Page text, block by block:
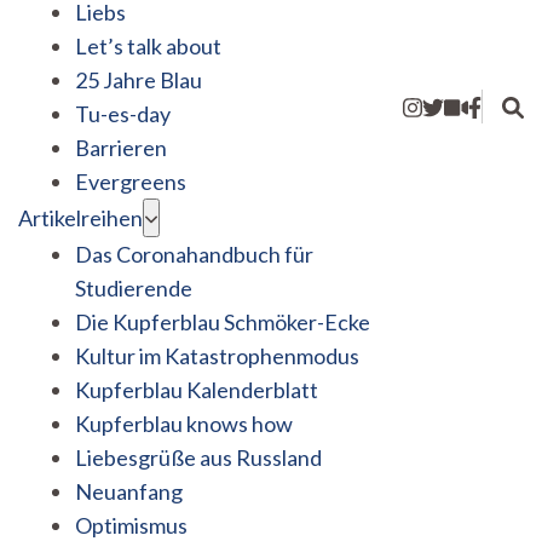
Liebs
Let’s talk about
25 Jahre Blau
Tu-es-day
Barrieren
Evergreens
Artikelreihen
Das Coronahandbuch für
Studierende
Die Kupferblau Schmöker-Ecke
Kultur im Katastrophenmodus
Kupferblau Kalenderblatt
Kupferblau knows how
Liebesgrüße aus Russland
Neuanfang
Optimismus